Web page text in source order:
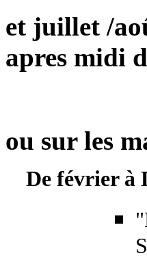
et juillet /
apres midi
ou sur les
De février à